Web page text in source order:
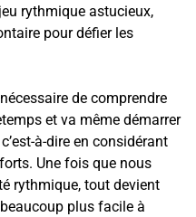
rythmique astucieux,
pour défier les
de comprendre
et va même démarrer
à-dire en considérant
Une fois que nous
rythmique, tout devient
plus facile à